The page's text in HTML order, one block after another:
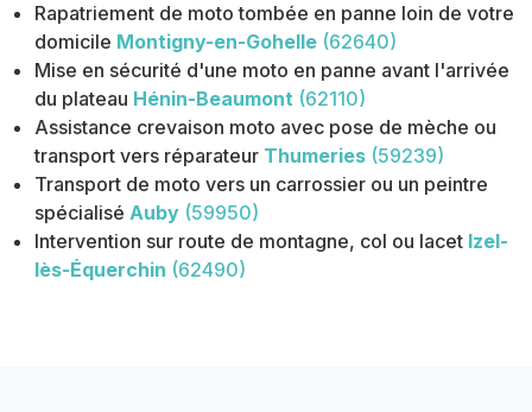
Rapatriement de moto tombée en panne loin de votre
domicile Montigny-en-Gohelle (62640)
Mise en sécurité d'une moto en panne avant l'arrivée
du plateau Hénin-Beaumont (62110)
Assistance crevaison moto avec pose de mèche ou
transport vers réparateur Thumeries (59239)
Transport de moto vers un carrossier ou un peintre
spécialisé Auby (59950)
Intervention sur route de montagne, col ou lacet Izel-
lès-Équerchin (62490)